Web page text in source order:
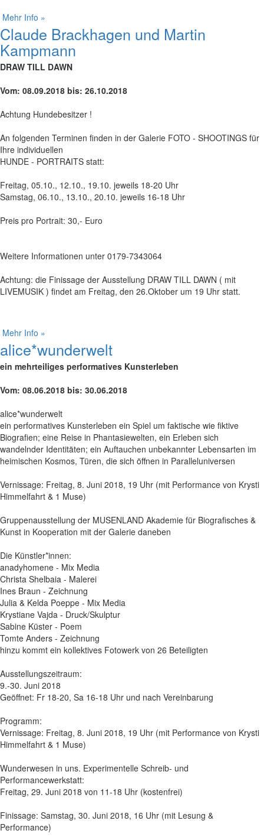
Mehr Info »
Claude Brackhagen und Martin
Kampmann
DRAW TILL DAWN
Vom: 08.09.2018 bis: 26.10.2018
Achtung Hundebesitzer !
An folgenden Terminen finden in der Galerie FOTO - SHOOTINGS für
Ihre individuellen
HUNDE - PORTRAITS statt:
Freitag, 05.10., 12.10., 19.10. jeweils 18-20 Uhr
Samstag, 06.10., 13.10., 20.10. jeweils 16-18 Uhr
Preis pro Portrait: 30,- Euro
Weitere Informationen unter 0179-7343064
Achtung: die Finissage der Ausstellung DRAW TILL DAWN ( mit
LIVEMUSIK ) findet am Freitag, den 26.Oktober um 19 Uhr statt.
Mehr Info »
alice*wunderwelt
ein mehrteiliges performatives Kunsterleben
Vom: 08.06.2018 bis: 30.06.2018
alice*wunderwelt
ein performatives Kunsterleben ein Spiel um faktische wie fiktive
Biografien; eine Reise in Phantasiewelten, ein Erleben sich
wandelnder Identitäten; ein Auftauchen unbekannter Lebensarten im
heimischen Kosmos, Türen, die sich öffnen in Paralleluniversen
Vernissage: Freitag, 8. Juni 2018, 19 Uhr (mit Performance von Krysti
Himmelfahrt & 1 Muse)
Gruppenausstellung der MUSENLAND Akademie für Biografisches &
Kunst in Kooperation mit der Galerie daneben
Die Künstler*innen:
anadyhomene - Mix Media
Christa Shelbaia - Malerei
Ines Braun - Zeichnung
Julia & Kelda Poeppe - Mix Media
Krystiane Vajda - Druck/Skulptur
Sabine Küster - Poem
Tomte Anders - Zeichnung
hinzu kommt ein kollektives Fotowerk von 26 Beteiligten
Ausstellungszeitraum:
9.-30. Juni 2018
Geöffnet: Fr 18-20, Sa 16-18 Uhr und nach Vereinbarung
Programm:
Vernissage: Freitag, 8. Juni 2018, 19 Uhr (mit Performance von Krysti
Himmelfahrt & 1 Muse)
Wunderwesen in uns. Experimentelle Schreib- und
Performancewerkstatt:
Freitag, 29. Juni 2018 von 11-18 Uhr (kostenfrei)
Finissage: Samstag, 30. Juni 2018, 16 Uhr (mit Lesung &
Performance)